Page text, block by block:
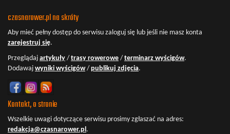
czasnarower.pl na skróty
Aby mieć pełny dostęp do serwisu zaloguj się lub jeśli nie masz konta
zarejestruj się.
Przeglądaj artykuły / trasy rowerowe / terminarz wyścigów.
Dodawaj wyniki wyścigów/ publikuj zdjęcia.
Kontakt, o stronie
Wszelkie uwagi dotyczące serwisu prosimy zgłaszać na adres:
redakcja@czasnarower.pl.